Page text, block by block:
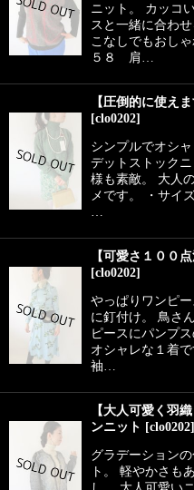
ニット。 カッコ
スと一緒に合わ
こなしでもおし
５８ 肩…
【圧倒的に使え
[clo0202]
シンプルでオシ
デットストック
様も素敵。 大人
メです。 ・サ
【可愛さ１００
[clo0202]
やっぱりワンピ
に釘付け。 鳥さ
ピースにパンプ
オシャレな１着
袖…
【大人可愛く羽
ンニット [clo0202]
グラデーション
ト。 軽やかさも